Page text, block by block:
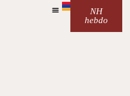
NH
hebdo